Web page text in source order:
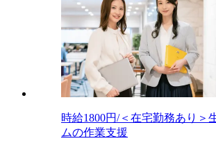
時給1800円/＜在宅勤務あり＞
ムの作業支援